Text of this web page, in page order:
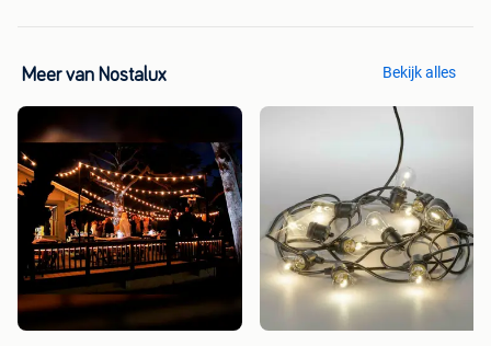
Meer van Nostalux Bekijk alles